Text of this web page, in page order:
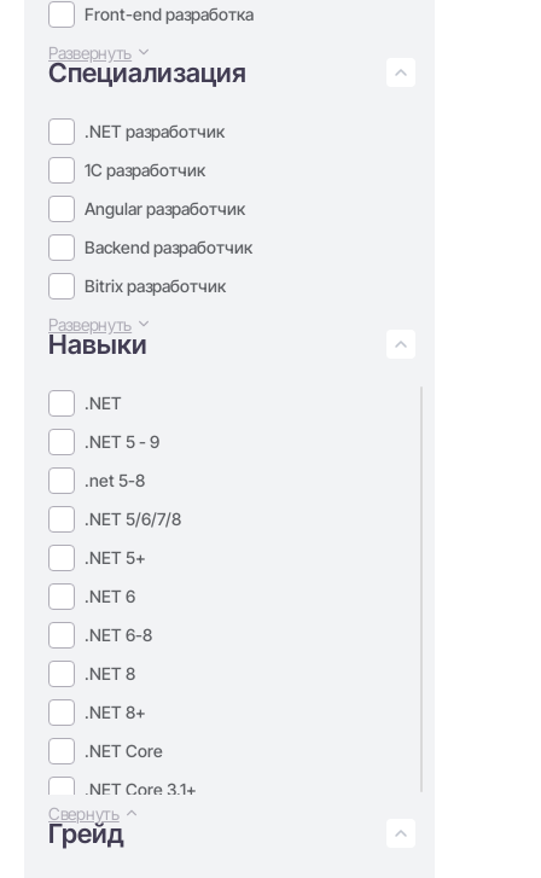
Front-end разработка
Развернуть
Специализация
.NET разработчик
1С разработчик
Angular разработчик
Backend разработчик
Bitrix разработчик
Развернуть
Навыки
.NET
.NET 5 - 9
.net 5-8
.NET 5/6/7/8
.NET 5+
.NET 6
.NET 6-8
.NET 8
.NET 8+
.NET Core
.NET Core 3.1+
.NET Core 3+
Свернуть
Грейд